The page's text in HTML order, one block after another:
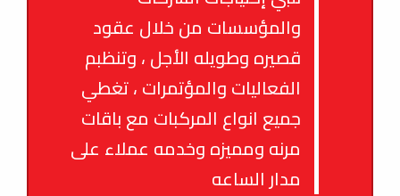
والمؤسسات من خلال عقود
قصيره وطويله الأجل ، وتنظبم
الفعاليات والمؤتمرات ، تغطي
جميع انواع المركبات مع باقات
مرنه ومميزه وخدمه عملاء على
مدار الساعه